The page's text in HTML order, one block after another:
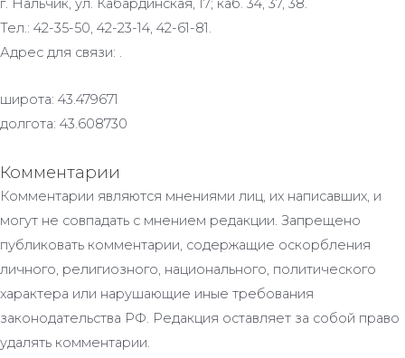
Тел.: 42-35-50, 42-23-14, 42-61-81.
Адрес для связи: .
широта: 43.479671
долгота: 43.608730
Комментарии
Комментарии являются мнениями лиц, их написавших, и
могут не совпадать с мнением редакции. Запрещено
публиковать комментарии, содержащие оскорбления
личного, религиозного, национального, политического
характера или нарушающие иные требования
законодательства РФ. Редакция оставляет за собой право
удалять комментарии.